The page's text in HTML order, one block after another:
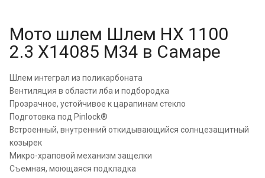
Мото шлем Шлем HX 1100
2.3 X14085 M34 в Самаре
Шлем интеграл из поликарбоната
Вентиляция в области лба и подбородка
Прозрачное, устойчивое к царапинам стекло
Подготовка под Pinlock®
Встроенный, внутренний откидывающийся солнцезащитный
козырек
Микро-храповой механизм защелки
Съемная, моющаяся подкладка